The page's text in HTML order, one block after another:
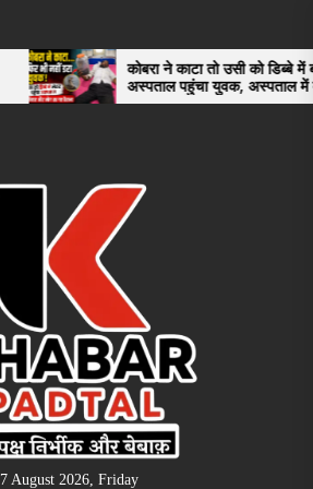
कोबरा ने काटा तो उसी को डिब्बे में बंद कर
अस्पताल पहुंचा युवक, अस्पताल में देखकर
भी रह गए हैरान
7 August 2026, Friday